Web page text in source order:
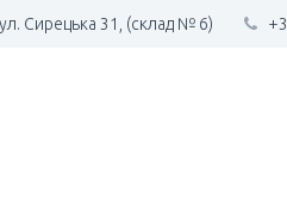
Сирецька 31, (склад № 6)